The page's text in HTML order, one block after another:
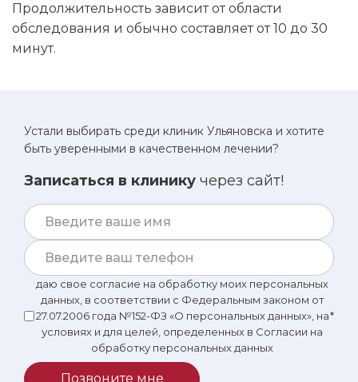
Продолжительность зависит от области
обследования и обычно составляет от 10 до 30
минут.
Устали выбирать среди клиник Ульяновска и хотите
быть уверенными в качественном лечении?
Записаться в клинику через сайт!
даю свое согласие на обработку моих персональных
данных, в соответствии с Федеральным законом от
27.07.2006 года №152-ФЗ «О персональных данных», на
условиях и для целей, определенных в Согласии на
обработку персональных данных
*
Позвоните мне